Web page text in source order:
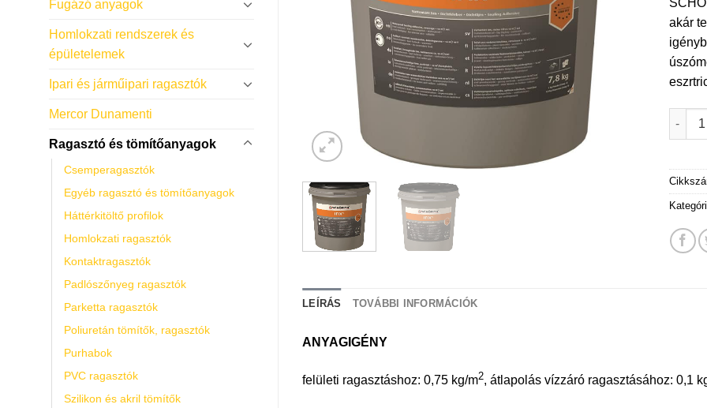
Fugázó anyagok
Homlokzati rendszerek és
épületelemek
Ipari és járműipari ragasztók
Mercor Dunamenti
Ragasztó és tömítőanyagok
Csemperagasztók
Egyéb ragasztó és tömítőanyagok
Háttérkitöltő profilok
Homlokzati ragasztók
Kontaktragasztók
Padlószőnyeg ragasztók
Parketta ragasztók
Poliuretán tömítők, ragasztók
Purhabok
PVC ragasztók
Szilikon és akril tömítők
akár
LEÍRÁS TOVÁBBI INFORMÁCIÓK
ANYAGIGÉNY
felületi ragasztáshoz: 0,75 kg/m2, átlapolás vízzáró ragasztásához: 0,1